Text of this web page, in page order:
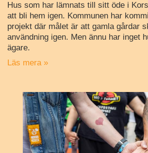
Hus som har lämnats till sitt öde i
att bli hem igen. Kommunen har
projekt där målet är att gamla gårdar
användning igen. Men ännu har inget
ägare.
Läs mera »